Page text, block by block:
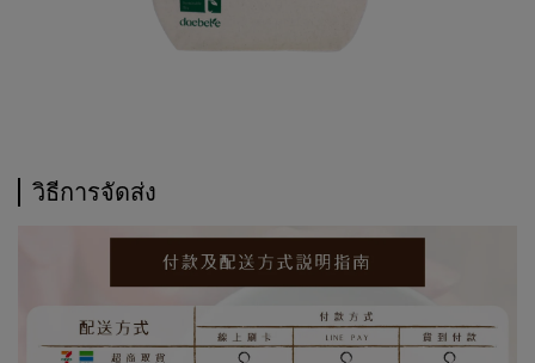
วิธีการจัดส่ง